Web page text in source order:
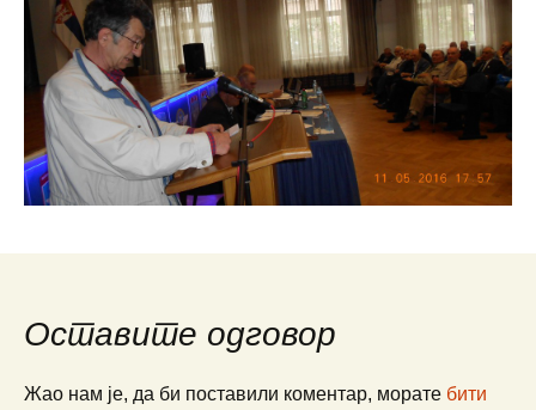
Оставите одговор
Жао нам је, да би поставили коментар, морате бити